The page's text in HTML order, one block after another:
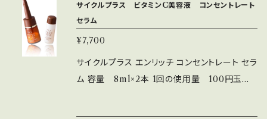
粧水 ビタミンC 誘導体ブースター ローション
水分 保湿 無着色 無香料 くすみの原因となる
古い角質や毛穴の汚れをやさしく取り除き、APP
S化粧品がチカラを発揮しやすく、かつ他の美容
成分も巡りやすい状態へと肌を整えます ベニバ
サイクルプラス ビタミンC美容液 コンセントレート
セラム
¥7,700
サイクルプラス エンリッチ コンセントレート セラ
ム 容量 8ml×2本 1回の使用量 100円玉大